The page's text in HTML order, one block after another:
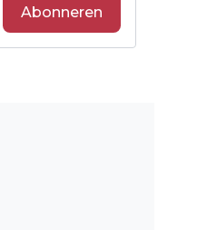
Abonneren